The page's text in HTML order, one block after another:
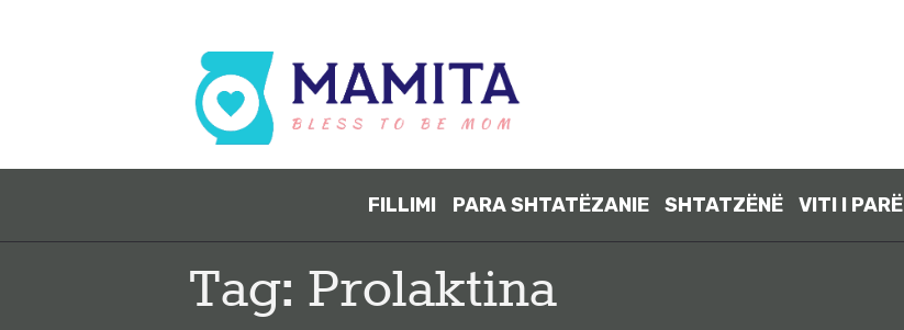
FILLIMI PARA SHTATËZANIE SHTATZËNË VITI I PARË
Tag: Prolaktina
SHTATËZANI
E